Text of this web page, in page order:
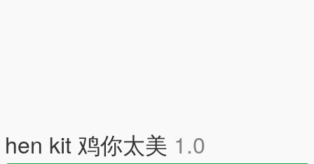
hen kit 鸡你太美 1.0